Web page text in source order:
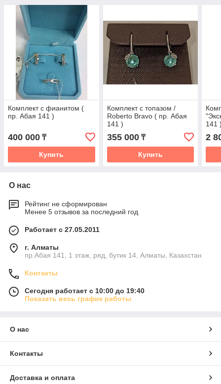
Комплект с фианитом (
пр. Абая 141 )
400 000 ₸
Купить
Комплект с топазом /
Roberto Bravo ( пр. Абая
141 )
355 000₸
Купить
141
2
О нас
Рейтинг не сформирован
Менее 5 отзывов за последний год
Работает с 27.05.2011
г. Алматы
пр.Абая 141, 1 этаж, ряд, бутик 14, Алматы, Казахстан
Контакты
Сегодня работает с 10:00 до 19:40
Показать весь график работы
О нас
Контакты
Доставка и оплата